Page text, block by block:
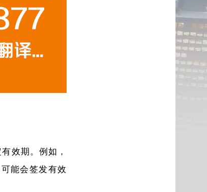
效期。例如，
能会签发有效